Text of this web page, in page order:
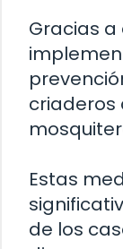
Gracias
criaderos
Estas
de los